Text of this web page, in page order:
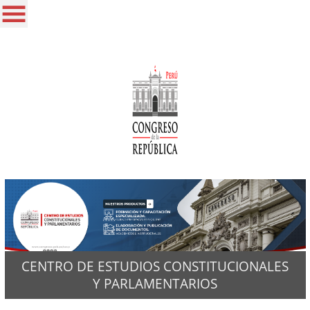
CENTRO DE ESTUDIOS CONSTITUCIONALES
Y PARLAMENTARIOS